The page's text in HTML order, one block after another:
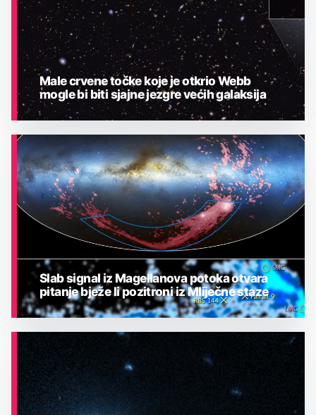
ASTRONOMIJA
Male crvene točke koje je otkrio Webb
mogle bi biti sjajne jezgre većih galaksija
ASTRONOMIJA
Slab signal iz Magellanova potoka otvara
pitanje bježe li pozitroni iz Mliječne staze